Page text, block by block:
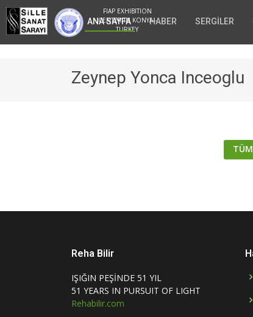
FIAP EXHIBITION
CENTER IN KONYA -
TURKEY
ANA SAYFA HABER SERGİLER
Zeynep Yonca Inceoglu
Reha Bilir
IŞIĞIN PEŞİNDE 51 YIL
51 YEARS IN PURSUIT OF LIGHT
Rehabilir.com